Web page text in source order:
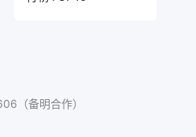
（备明合作）